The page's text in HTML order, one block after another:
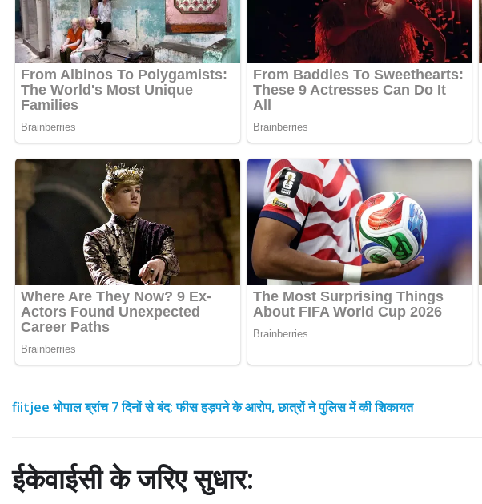
fiitjee भोपाल ब्रांच 7 दिनों से बंद: फीस हड़पने के आरोप, छात्रों ने पुलिस में की शिकायत
ईकेवाईसी के जरिए सुधार: